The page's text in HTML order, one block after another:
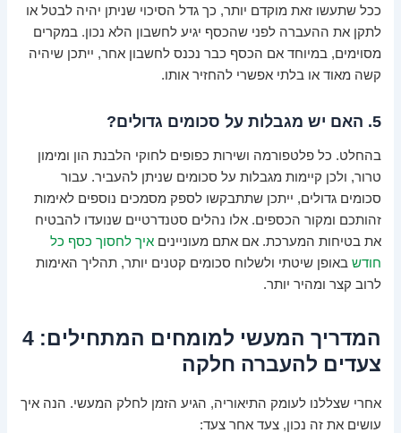
ככל שתעשו זאת מוקדם יותר, כך גדל הסיכוי שניתן יהיה לבטל או
לתקן את ההעברה לפני שהכסף יגיע לחשבון הלא נכון. במקרים
מסוימים, במיוחד אם הכסף כבר נכנס לחשבון אחר, ייתכן שיהיה
קשה מאוד או בלתי אפשרי להחזיר אותו.
5. האם יש מגבלות על סכומים גדולים?
בהחלט. כל פלטפורמה ושירות כפופים לחוקי הלבנת הון ומימון
טרור, ולכן קיימות מגבלות על סכומים שניתן להעביר. עבור
סכומים גדולים, ייתכן שתתבקשו לספק מסמכים נוספים לאימות
זהותכם ומקור הכספים. אלו נהלים סטנדרטיים שנועדו להבטיח
את בטיחות המערכת. אם אתם מעונייניםאיך לחסוך כסף כל
חודש באופן שיטתי ולשלוח סכומים קטנים יותר, תהליך האימות
לרוב קצר ומהיר יותר.
המדריך המעשי למומחים המתחילים: 4
צעדים להעברה חלקה
אחרי שצללנו לעומק התיאוריה, הגיע הזמן לחלק המעשי. הנה איך
עושים את זה נכון, צעד אחר צעד: